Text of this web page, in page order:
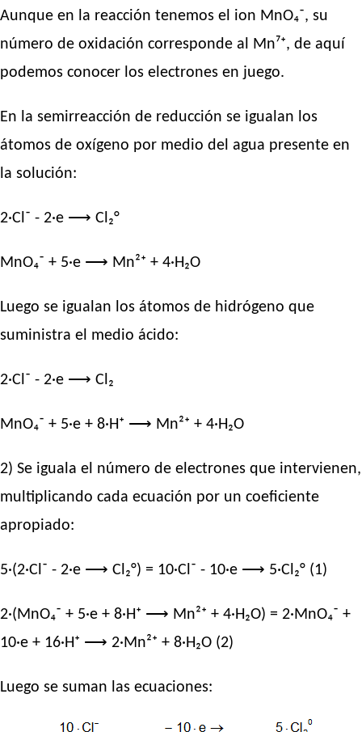
Aunque en la reacción tenemos el ion MnO₄⁻, su
número de oxidación corresponde al Mn⁷⁺, de aquí
podemos conocer los electrones en juego.
En la semirreacción de reducción se igualan los
átomos de oxígeno por medio del agua presente en
la solución:
2·Cl⁻ - 2·e ⟶ Cl₂°
MnO₄⁻ + 5·e ⟶ Mn²⁺ + 4·H₂O
Luego se igualan los átomos de hidrógeno que
suministra el medio ácido:
2·Cl⁻ - 2·e ⟶ Cl₂
MnO₄⁻ + 5·e + 8·H⁺ ⟶ Mn²⁺ + 4·H₂O
2) Se iguala el número de electrones que intervienen,
multiplicando cada ecuación por un coeficiente
apropiado:
5·(2·Cl⁻ - 2·e ⟶ Cl₂°) = 10·Cl⁻ - 10·e ⟶ 5·Cl₂° (1)
2·(MnO₄⁻ + 5·e + 8·H⁺ ⟶ Mn²⁺ + 4·H₂O) = 2·MnO₄⁻ +
10·e + 16·H⁺ ⟶ 2·Mn²⁺ + 8·H₂O (2)
Luego se suman las ecuaciones: